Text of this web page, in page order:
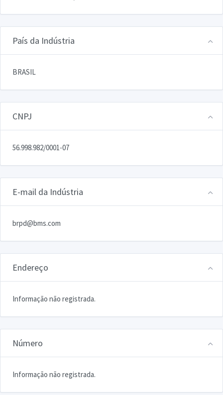
País da Indústria
BRASIL
CNPJ
56.998.982/0001-07
E-mail da Indústria
brpd@bms.com
Endereço
Informação não registrada.
Número
Informação não registrada.